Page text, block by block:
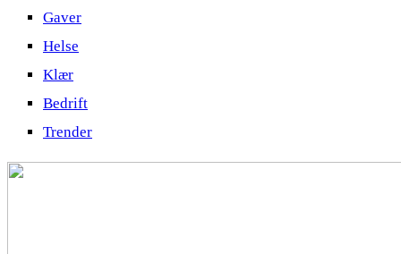
Gaver
Helse
Klær
Bedrift
Trender